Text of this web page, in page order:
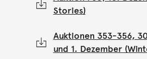
Stories)
Auktionen 353-356,
und 1. Dezember